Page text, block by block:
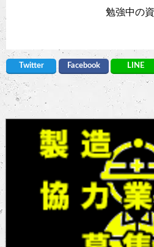
勉強中の
Twitter Facebook LINE